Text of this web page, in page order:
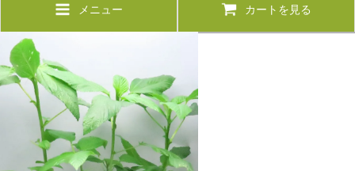
メニュー カートを見る